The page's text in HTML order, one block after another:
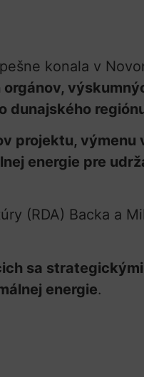
konala v
dunajského
projektu, výmenu
energie pre
(RDA) Backa a
sa
energie.